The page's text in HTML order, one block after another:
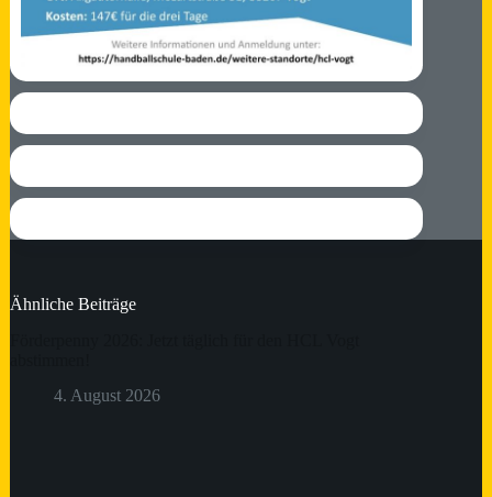
Ähnliche Beiträge
4. August 2026